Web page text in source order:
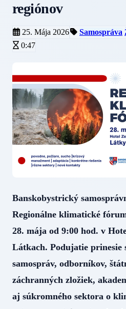
regiónov
25. Mája 2026 Samospráva
0:47
Banskobystrický
Regionálne klimatické
28. mája od 9:00 hod. v
Látkach. Podujatie prinesie
samospráv, odborníkov,
záchranných zložiek,
aj súkromného sektora o